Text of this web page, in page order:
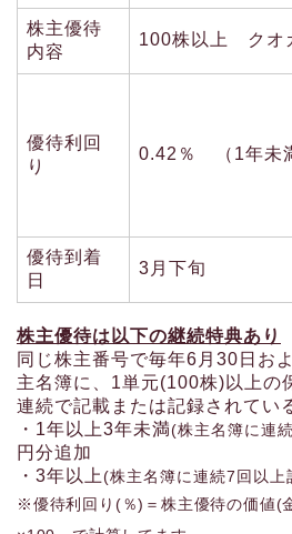
株主優待
内容
100株以上 クオ
優待利回
り
0.42％ （1年未
優待到着
日
3月下旬
株主優待は以下の継続特典あり
同じ株主番号で毎年6月30日お
主名簿に、1単元(100株)以上の
連続で記載または記録されてい
・1年以上3年未満(株主名簿に連
円分追加
・3年以上(株主名簿に連続7回以上
※優待利回り(％)＝株主優待の価値(